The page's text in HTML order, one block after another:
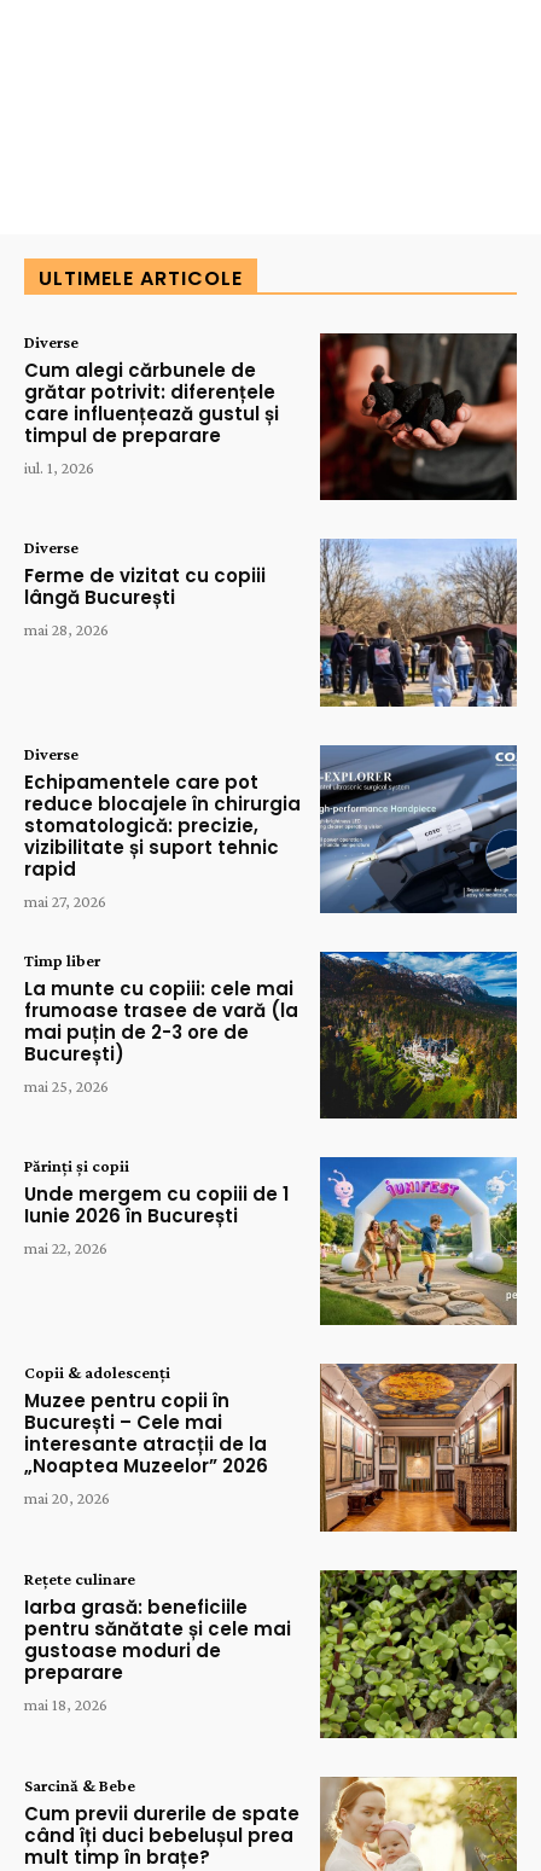
ULTIMELE ARTICOLE
Diverse
Cum alegi cărbunele de
grătar potrivit: diferențele
care influențează gustul și
timpul de preparare
iul. 1, 2026
Diverse
Ferme de vizitat cu copiii
lângă București
mai 28, 2026
Diverse
Echipamentele care pot
reduce blocajele în chirurgia
stomatologică: precizie,
vizibilitate și suport tehnic
rapid
mai 27, 2026
Timp liber
La munte cu copiii: cele mai
frumoase trasee de vară (la
mai puțin de 2-3 ore de
București)
mai 25, 2026
Părinți și copii
Unde mergem cu copiii de 1
Iunie 2026 în București
mai 22, 2026
Copii & adolescenți
Muzee pentru copii în
București – Cele mai
interesante atracții de la
„Noaptea Muzeelor” 2026
mai 20, 2026
Rețete culinare
Iarba grasă: beneficiile
pentru sănătate și cele mai
gustoase moduri de
preparare
mai 18, 2026
Sarcină & Bebe
Cum previi durerile de spate
când îți duci bebelușul prea
mult timp în brațe?